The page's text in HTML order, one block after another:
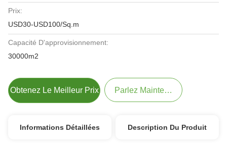
Prix:
USD30-USD100/Sq.m
Capacité D'approvisionnement:
30000m2
Obtenez Le Meilleur Prix Parlez Maintenant.
Informations Détaillées Description Du Produit